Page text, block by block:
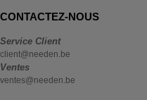
CONTACTEZ-NOUS
Service Client
client@needen.be
Ventes
ventes@needen.be